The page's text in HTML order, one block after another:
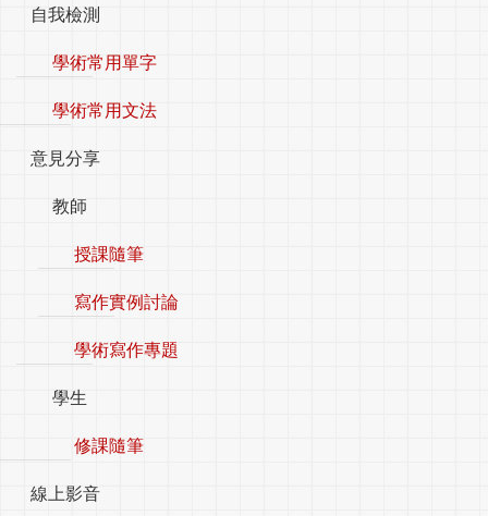
自我檢測
學術常用單字
學術常用文法
意見分享
教師
授課隨筆
寫作實例討論
學術寫作專題
學生
修課隨筆
線上影音